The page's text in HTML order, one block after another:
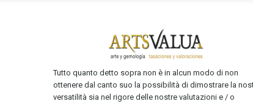
Tutto quanto detto sopra non è in alcun modo di non
ottenere dal canto suo la possibilità di dimostrare la
versatilità sia nel rigore delle nostre valutazioni e / o